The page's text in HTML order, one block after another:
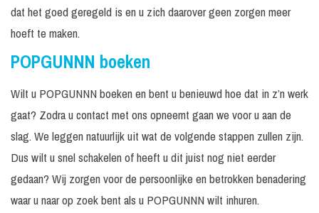
dat het goed geregeld is en u zich daarover geen zorgen meer
hoeft te maken.
POPGUNNN boeken
Wilt u POPGUNNN boeken en bent u benieuwd hoe dat in z’n werk
gaat? Zodra u contact met ons opneemt gaan we voor u aan de
slag. We leggen natuurlijk uit wat de volgende stappen zullen zijn.
Dus wilt u snel schakelen of heeft u dit juist nog niet eerder
gedaan? Wij zorgen voor de persoonlijke en betrokken benadering
waar u naar op zoek bent als u POPGUNNN wilt inhuren.